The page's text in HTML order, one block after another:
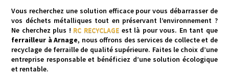
Vous recherchez une solution efficace pour vous débarrasser de
vos déchets métalliques tout en préservant l’environnement ?
Ne cherchez plus ! RC RECYCLAGEest là pour vous. En tant que
ferrailleur à Arnage, nous offrons des services de collecte et de
recyclage de ferraille de qualité supérieure. Faites le choix d’une
entreprise responsable et bénéficiez d’une solution écologique
et rentable.